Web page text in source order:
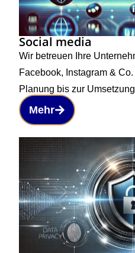
Social media
Wir betreuen Ihre
Facebook, Instagram &
Planung bis zur
Mehr